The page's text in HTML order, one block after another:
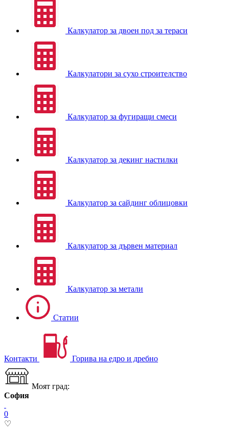
Калкулатор за двоен под за тераси
Калкулатори за сухо строителство
Калкулатор за фугиращи смеси
Калкулатор за декинг настилки
Калкулатор за сайдинг облицовки
Калкулатор за дървен материал
Калкулатор за метали
Статии
Контакти Горива на едро и дребно
Моят град:
София
0
♡